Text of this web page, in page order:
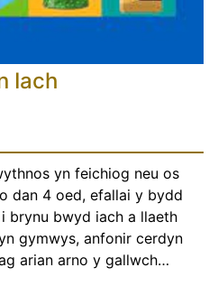
Iach
yn feichiog neu os
dan 4 oed, efallai y bydd
brynu bwyd iach a llaeth
gymwys, anfonir cerdyn
arian arno y gallwch…